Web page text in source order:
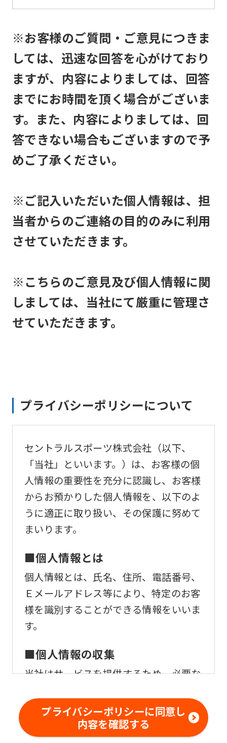
※お客様のご質問・ご意見につきま
しては、迅速な回答を心がけており
ますが、内容によりましては、回答
までにお時間を頂く場合がございま
す。また、内容によりましては、回
答できない場合もございますので予
めご了承ください。
※ご記入いただいた個人情報は、担
当者からのご連絡の目的のみに利用
させていただきます。
※こちらのご意見及び個人情報に関
しましては、当社にて厳重に管理さ
せていただきます。
プライバシーポリシーについて
セントラルスポーツ株式会社（以下、
「当社」といいます。）は、お客様の個
人情報の重要性を充分に認識し、お客様
からお預かりした個人情報を、以下のよ
うに適正に取り扱い、その保護に努めて
まいります。
■個人情報とは
個人情報とは、氏名、住所、電話番号、
Ｅメールアドレス等により、特定のお客
様を識別することができる情報をいいま
す。
■個人情報の収集
当社はサービスを提供するため、必要な
客様の個人情報を収集いたします。
■個人情報の利用
プライバシーポリシーに同意し
内容を確認する
the
Automatic